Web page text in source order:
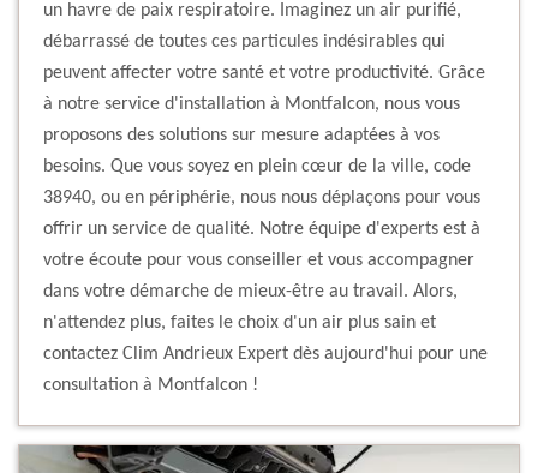
un havre de paix respiratoire. Imaginez un air purifié,
débarrassé de toutes ces particules indésirables qui
peuvent affecter votre santé et votre productivité. Grâce
à notre service d'installation à Montfalcon, nous vous
proposons des solutions sur mesure adaptées à vos
besoins. Que vous soyez en plein cœur de la ville, code
38940, ou en périphérie, nous nous déplaçons pour vous
offrir un service de qualité. Notre équipe d'experts est à
votre écoute pour vous conseiller et vous accompagner
dans votre démarche de mieux-être au travail. Alors,
n'attendez plus, faites le choix d'un air plus sain et
contactez Clim Andrieux Expert dès aujourd'hui pour une
consultation à Montfalcon !